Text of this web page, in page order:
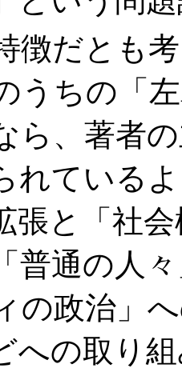
徴だとも
うちの「
ら、著者
れている
張と「社
普通の人
の政治」
への取り